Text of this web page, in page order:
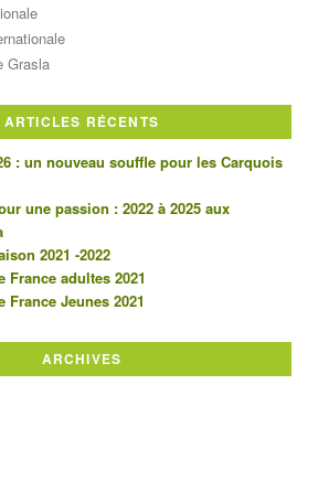
Grasla
ARTICLES RÉCENTS
: un nouveau souffle pour les Carquois
une passion : 2022 à 2025 aux
2021 -2022
France adultes 2021
France Jeunes 2021
ARCHIVES